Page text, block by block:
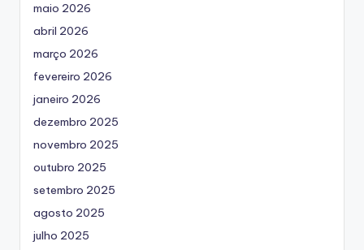
maio 2026
abril 2026
março 2026
fevereiro 2026
janeiro 2026
dezembro 2025
novembro 2025
outubro 2025
setembro 2025
agosto 2025
julho 2025